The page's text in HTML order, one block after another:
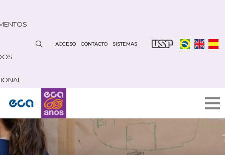
contenido
ACCESO CONTACTO SISTEMAS